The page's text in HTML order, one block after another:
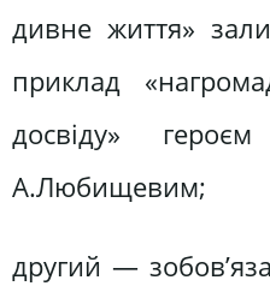
дивне життя»
приклад
досвіду»
А.Любищевим;
другий —